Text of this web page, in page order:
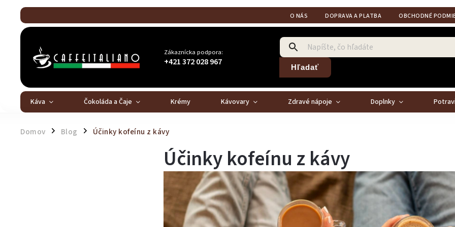
O NÁS DOPRAVA A PLATBA OBCHODNÉ
Zákaznícka podpora:
+421 372 028 967 Hľadať
Káva Čokoláda a Čaje Krémy Kávovary Zdravé nápoje Doplnky
Domov / Blog / Účinky kofeínu z kávy
Účinky kofeínu z kávy